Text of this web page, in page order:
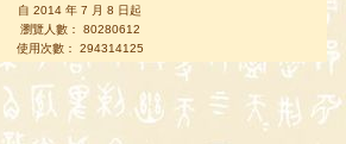
自 2014 年 7 月 8 日起
瀏覽人數： 80280612
使用次數： 294314125